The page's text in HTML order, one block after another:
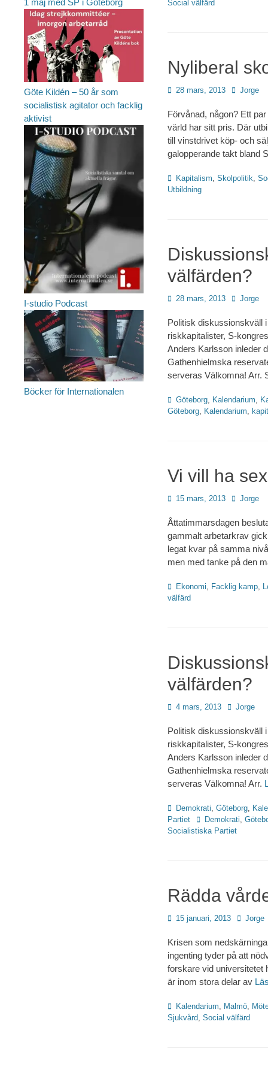
Social välfärd
Nyliberal
Publicerad
28 mars, 2013 Författare
Jorge
Förvånad, någon? Ett
värld har sitt pris. Där
till vinstdrivet köp- och
galopperande takt bland
Kategorier
Kapitalism Skolpolitik
Utbildning
välfärden?
Publicerad
28 mars, 2013 Författare
Jorge
Politisk diskussionskväll
riskkapitalister, S-
Anders Karlsson inleder
Gathenhielmska
serveras Välkomna! Arr.
Kategorier
Göteborg Kalendarium
Göteborg Kalendarium
Vi vill ha
Publicerad
15 mars, 2013 Författare
Jorge
Åttatimmarsdagen
gammalt arbetarkrav
legat kvar på samma
men med tanke på den
Kategorier
Ekonomi Facklig kamp
välfärd
välfärden?
Publicerad
4 mars, 2013 Författare
Jorge
Politisk diskussionskväll
riskkapitalister, S-
Anders Karlsson inleder
Gathenhielmska
serveras Välkomna! Arr.
Kategorier
Demokrati Göteborg
Partiet
Etiketter
Demokrati
Socialistiska Partiet
Rädda
Publicerad
15 januari, 2013 Jorge
Krisen som
ingenting tyder på att
forskare vid universitetet
är inom stora delar av
Kategorier
Kalendarium Malmö
Sjukvård Social välfärd
Göte Kildén – 50 år som
socialistisk agitator och facklig
aktivist
I-studio Podcast
Böcker för Internationalen